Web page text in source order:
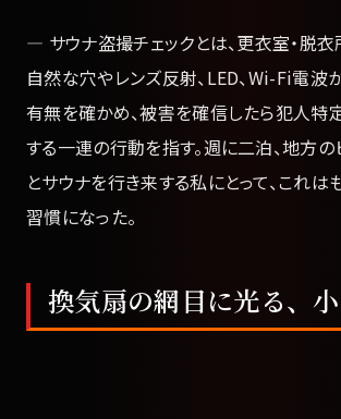
— サウナ盗撮チェックとは、更衣室・脱衣
自然な穴やレンズ反射、LED、Wi-Fi電波
有無を確かめ、被害を確信したら犯人特
する一連の行動を指す。週に二泊、地方
とサウナを行き来する私にとって、これは
習慣になった。
換気扇の網目に光る、